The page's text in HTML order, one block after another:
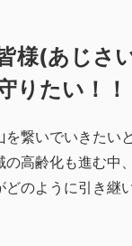
(あじさ
りたい！！
を繋いでいきたい
の高齢化も進む中
どのように引き継